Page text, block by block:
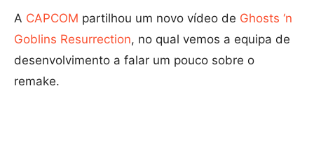
A CAPCOM partilhou um novo vídeo de Ghosts ‘n
Goblins Resurrection, no qual vemos a equipa de
desenvolvimento a falar um pouco sobre o
remake.